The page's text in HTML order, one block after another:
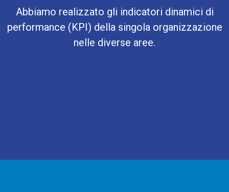
Abbiamo realizzato gli indicatori dinamici di
performance (KPI) della singola organizzazione
nelle diverse aree.